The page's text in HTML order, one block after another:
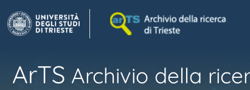
ArTS Archivio della